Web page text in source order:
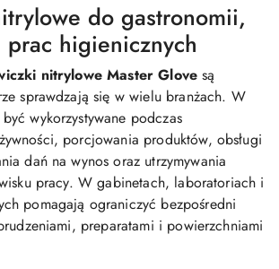
do gastronomii,
prac higienicznych
nitrylowe Master Glove są
sprawdzają się w wielu branżach. W
wykorzystywane podczas
porcjowania produktów, obsługi
dań na wynos oraz utrzymywania
pracy. W gabinetach, laboratoriach i
pomagają ograniczyć bezpośredni
preparatami i powierzchniami